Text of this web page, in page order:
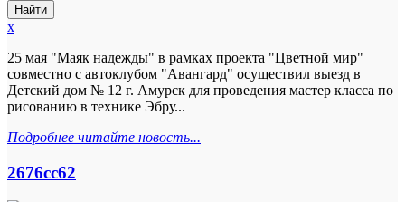
x
25 мая "Маяк надежды" в рамках проекта "Цветной мир"
совместно с автоклубом "Авангард" осуществил выезд в
Детский дом № 12 г. Амурск для проведения мастер класса по
рисованию в технике Эбру...
Подробнее читайте новость...
2676cc62